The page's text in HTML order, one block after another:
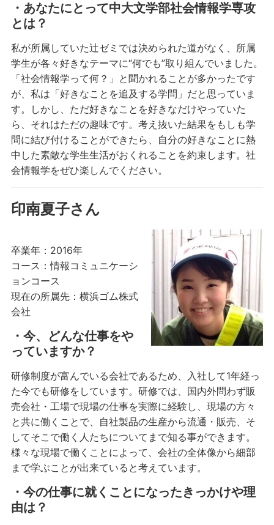
・あなたにとって中大文学部社会情報学専攻
とは？
私が所属していた辻ゼミでは決められた道がなく、所属
学生が各々好きなテーマに“何でも”取り組んでいました。
「社会情報学って何？」と聞かれることが多かったです
が、私は「好きなことを追及する学問」だと思っていま
す。しかし、ただ好きなことを好きなだけやっていた
ら、それはただの趣味です。考え抜いた結果をもしも学
問に結び付けることができたら、自分の好きなことに熱
中した素敵な学生生活がおくれることを約束します。社
会情報学をぜひ楽しんでください。
印南夏子さん
卒業年：2016年
コース：情報コミュニケーシ
ョンコース
現在の所属先：横浜ゴム株式
会社
・今、どんな仕事をや
っていますか？
研修制度が富んでいる会社であるため、入社して1年経っ
た今でも研修をしています。研修では、国内外問わず販
売会社・工場で現場の仕事を実際に経験し、現場の方々
と共に働くことで、自社製品の生産から流通・販売、そ
してそこで働く人たちについてまで知る事ができます。
様々な現場で働くことによって、会社の全体像から細部
まで学ぶことが出来ていると考えています。
・今の仕事に就くことになったきっかけや理
由は？